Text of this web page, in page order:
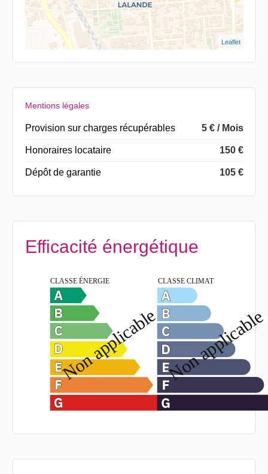
Leaflet
Mentions légales
Provision sur charges récupérables 5 € / Mois
Honoraires locataire 150 €
Dépôt de garantie 105 €
Efficacité énergétique